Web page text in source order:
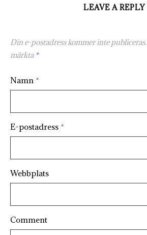
LEAVE A REPLY
Din e-postadress kommer inte publiceras.
märkta *
Namn *
E-postadress *
Webbplats
Comment